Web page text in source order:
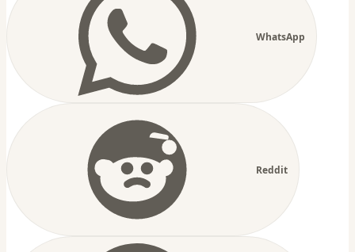
WhatsApp
Reddit